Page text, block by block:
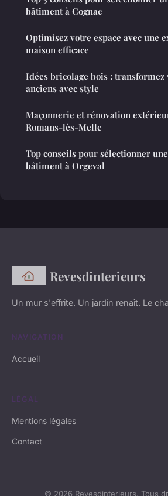
bâtiment à Cognac
Optimisez votre espace avec une
maison efficace
Idées bricolage bois : transformez
anciens avec style
Maçonnerie et rénovation
Romans-lès-Melle
Top conseils pour sélectionner
bâtiment à Orgeval
Revesdinterieurs
Un mur s'effrite. Un jardin renaît. Le
NAVIGATION
Accueil
LÉGAL
Mentions légales
Contact
© 2026 Revesdinterieurs. Tous